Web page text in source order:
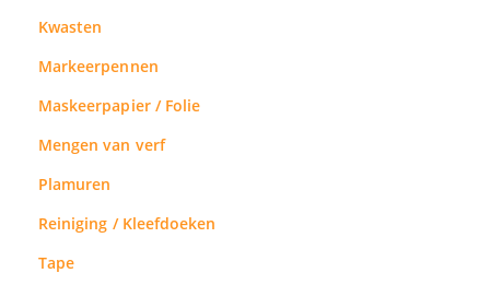
Kwasten
Markeerpennen
Maskeerpapier / Folie
Mengen van verf
Plamuren
Reiniging / Kleefdoeken
Tape